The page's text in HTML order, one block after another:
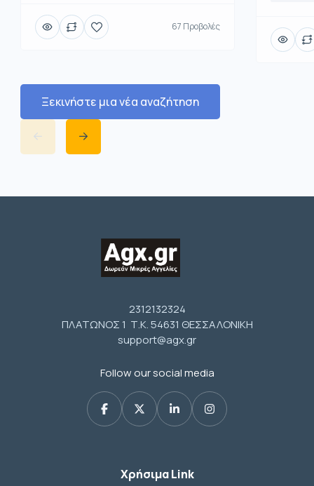
67 Προβολές
Ξεκινήστε μια νέα αναζήτηση
2312132324
ΠΛΑΤΩΝΟΣ 1 Τ.Κ. 54631 ΘΕΣΣΑΛΟΝΙΚΗ
support@agx.gr
Follow our social media
Χρήσιμα Link